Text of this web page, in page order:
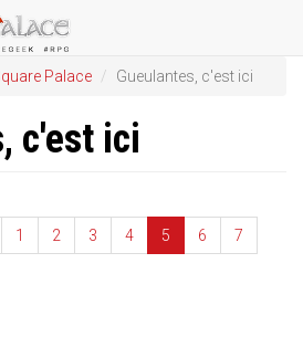
Palace Gueulantes, c'est ici
c'est ici
1 2 3 4 5 6 7